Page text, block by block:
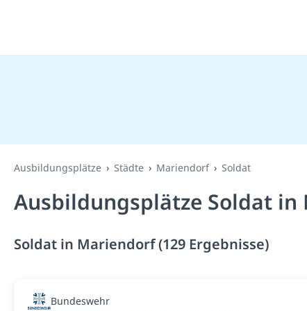
Ausbildungsplätze Städte Mariendorf Soldat
Ausbildungsplätze Soldat in
Soldat in Mariendorf (129 Ergebnisse)
Bundeswehr